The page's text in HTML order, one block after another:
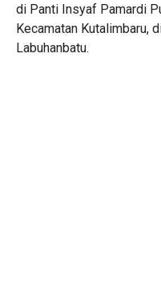
di Panti Insyaf Pamardi
Kecamatan Kutalimbaru,
Labuhanbatu.